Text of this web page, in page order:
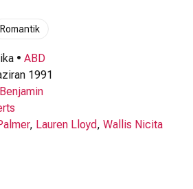
Romantik
• ABD
1991
, Lauren Lloyd, Wallis Nicita